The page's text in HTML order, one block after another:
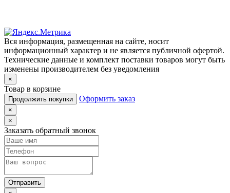
Вся информация, размещенная на сайте, носит
информационный характер и не является публичной офертой.
Технические данные и комплект поставки товаров могут быть
изменены производителем без уведомления
×
Товар в корзине
Продолжить покупки Оформить заказ
×
×
Заказать обратный звонок
Отправить